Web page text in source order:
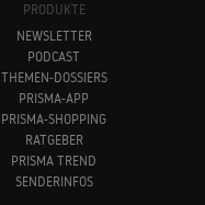
PRODUKTE
NEWSLETTER
PODCAST
THEMEN-DOSSIERS
PRISMA-APP
PRISMA-SHOPPING
RATGEBER
PRISMA TREND
SENDERINFOS